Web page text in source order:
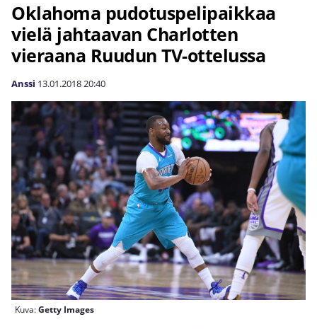
Oklahoma pudotuspelipaikkaa
vielä jahtaavan Charlotten
vieraana Ruudun TV-ottelussa
Anssi 13.01.201820:40
Kuva:Getty Images